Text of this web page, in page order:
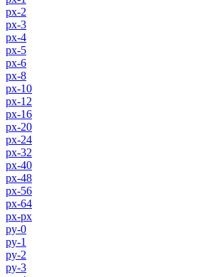
px-2
px-3
px-4
px-5
px-6
px-8
px-10
px-12
px-16
px-20
px-24
px-32
px-40
px-48
px-56
px-64
px-px
py-0
py-1
py-2
py-3